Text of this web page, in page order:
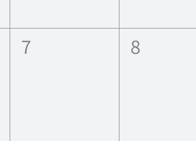
0
7
0
8